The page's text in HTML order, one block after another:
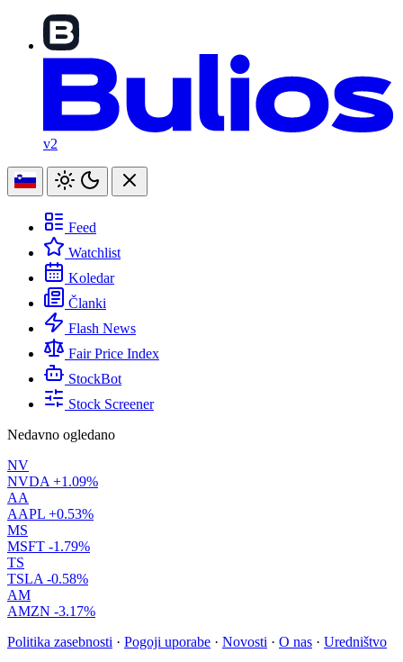
v2
Feed
Watchlist
Koledar
Članki
Flash News
Fair Price Index
StockBot
Stock Screener
Nedavno ogledano
NV
NVDA +1.09%
AA
AAPL +0.53%
MS
MSFT -1.79%
TS
TSLA -0.58%
AM
AMZN -3.17%
Politika zasebnosti · Pogoji uporabe · Novosti · O nas · Uredništvo